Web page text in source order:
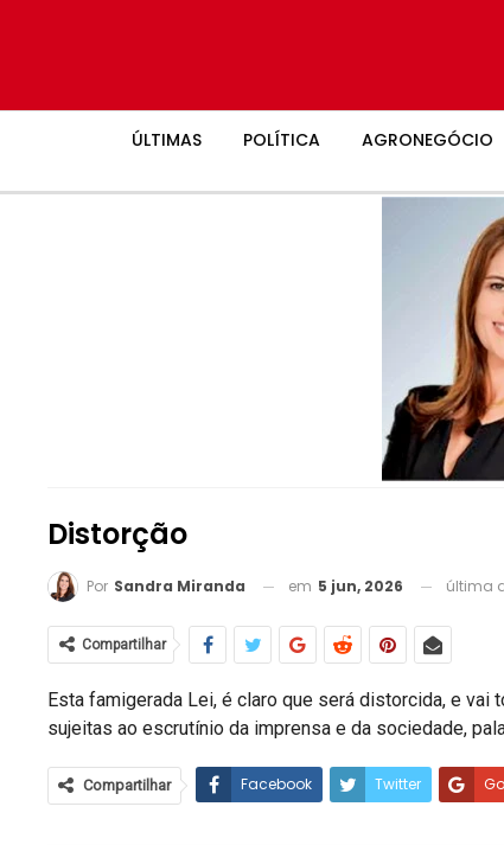
ÚLTIMAS POLÍTICA AGRONEGÓCIO
Distorção
Por Sandra Miranda em 5 jun, 2026 última
Compartilhar
Esta famigerada Lei, é claro que será distorcida, e vai
sujeitas ao escrutínio da imprensa e da sociedade,
Compartilhar Facebook Twitter